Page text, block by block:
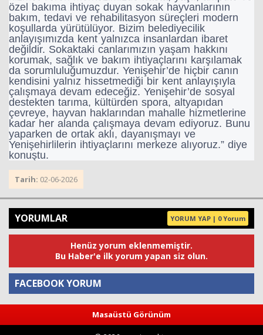
özel bakıma ihtiyaç duyan sokak hayvanlarının
bakım, tedavi ve rehabilitasyon süreçleri modern
koşullarda yürütülüyor. Bizim belediyecilik
anlayışımızda kent yalnızca insanlardan ibaret
değildir. Sokaktaki canlarımızın yaşam hakkını
korumak, sağlık ve bakım ihtiyaçlarını karşılamak
da sorumluluğumuzdur. Yenişehir’de hiçbir canın
kendisini yalnız hissetmediği bir kent anlayışıyla
çalışmaya devam edeceğiz. Yenişehir’de sosyal
destekten tarıma, kültürden spora, altyapıdan
çevreye, hayvan haklarından mahalle hizmetlerine
kadar her alanda çalışmaya devam ediyoruz. Bunu
yaparken de ortak aklı, dayanışmayı ve
Yenişehirlilerin ihtiyaçlarını merkeze alıyoruz.” diye
konuştu.
Tarih: 02-06-2026
YORUMLAR YORUM YAP | 0 Yorum
Henüz yorum eklenmemiştir.
Bu Haber'e ilk yorum yapan siz olun.
FACEBOOK YORUM
Yorum
Masaüstü Görünüm